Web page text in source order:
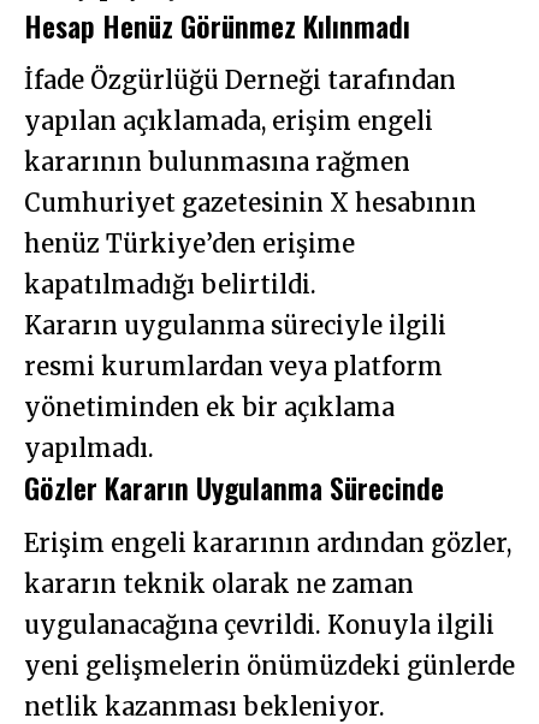
Hesap Henüz Görünmez Kılınmadı
İfade Özgürlüğü Derneği tarafından
yapılan açıklamada, erişim engeli
kararının bulunmasına rağmen
Cumhuriyet gazetesinin X hesabının
henüz Türkiye’den erişime
kapatılmadığı belirtildi.
Kararın uygulanma süreciyle ilgili
resmi kurumlardan veya platform
yönetiminden ek bir açıklama
yapılmadı.
Gözler Kararın Uygulanma Sürecinde
Erişim engeli kararının ardından gözler,
kararın teknik olarak ne zaman
uygulanacağına çevrildi. Konuyla ilgili
yeni gelişmelerin önümüzdeki günlerde
netlik kazanması bekleniyor.